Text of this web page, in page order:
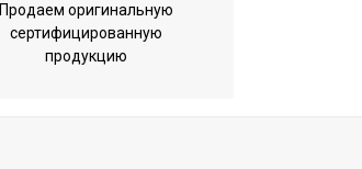
Продаем оригинальную
сертифицированную
продукцию